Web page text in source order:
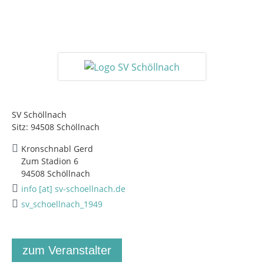
SV Schöllnach
Sitz: 94508 Schöllnach
Kronschnabl Gerd
Zum Stadion 6
94508 Schöllnach
info [at] sv-schoellnach.de
sv_schoellnach_1949
zum Veranstalter